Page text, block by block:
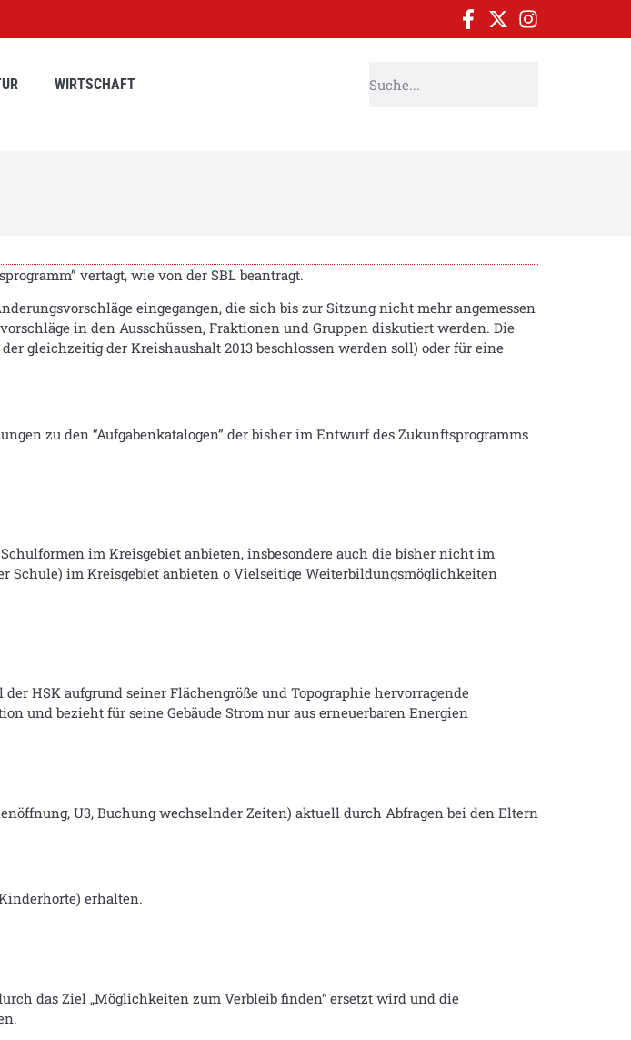
WIRTSCHAFT
vertagt, wie von der SBL beantragt.
eingegangen, die sich bis zur Sitzung nicht mehr angemessen
in den Ausschüssen, Fraktionen und Gruppen diskutiert werden. Die
gleichzeitig der Kreishaushalt 2013 beschlossen werden soll) oder für eine
zu den “Aufgabenkatalogen” der bisher im Entwurf des Zukunftsprogramms
im Kreisgebiet anbieten, insbesondere auch die bisher nicht im
Schule) im Kreisgebiet anbieten o Vielseitige Weiterbildungsmöglichkeiten
HSK aufgrund seiner Flächengröße und Topographie hervorragende
und bezieht für seine Gebäude Strom nur aus erneuerbaren Energien
U3, Buchung wechselnder Zeiten) aktuell durch Abfragen bei den Eltern
erhalten.
das Ziel „Möglichkeiten zum Verbleib finden“ ersetzt wird und die